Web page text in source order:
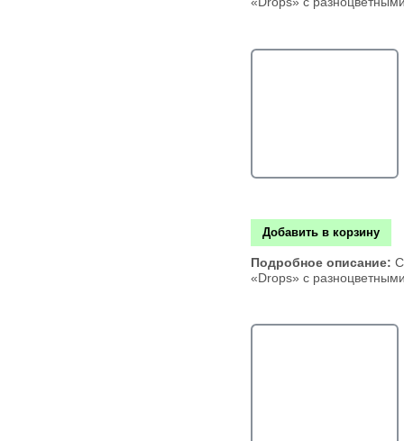
Добавить в корзину
Подробное описание:
«Drops» с